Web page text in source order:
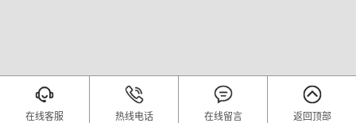
在线客服 热线电话 在线留言 返回顶部